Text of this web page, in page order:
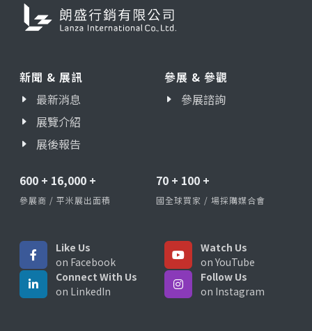
新聞 & 展訊
最新消息
展覽介紹
展後報告
參展 & 參觀
參展諮詢
600 + 16,000 +
參展商 / 平米展出面積
70 + 100 +
國全球買家 / 場採購媒合會
Like Us
on Facebook
Watch Us
on YouTube
Connect With Us
on LinkedIn
Follow Us
on Instagram